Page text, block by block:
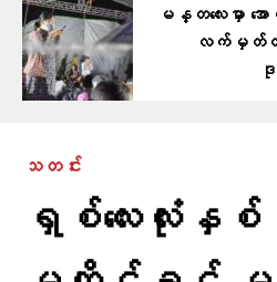
မန္တလေးမှာ
လက်မှတ်တ
သတင်း
ရှစ်လေးလုံး